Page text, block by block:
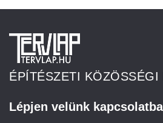
ÉPÍTÉSZETI KÖZÖSSÉGI
Lépjen velünk